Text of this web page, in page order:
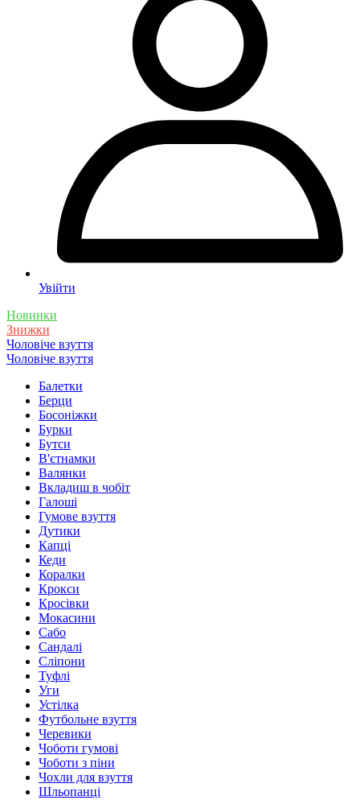
Увійти
Новинки
Знижки
Чоловіче взуття
Чоловіче взуття
Балетки
Берци
Босоніжки
Бурки
Бутси
В'єтнамки
Валянки
Вкладиш в чобіт
Галоші
Гумове взуття
Дутики
Капці
Кеди
Коралки
Крокси
Кросівки
Мокасини
Сабо
Сандалі
Сліпони
Туфлі
Уги
Устілка
Футбольне взуття
Черевики
Чоботи гумові
Чоботи з піни
Чохли для взуття
Шльопанці